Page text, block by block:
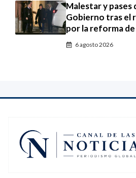
Malestar y
Gobierno tras el
por la reforma
6 agosto 2026